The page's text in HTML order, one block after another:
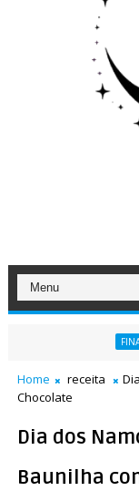
FINANÇAS
Home receita
Chocolate
Dia dos
Baunilha